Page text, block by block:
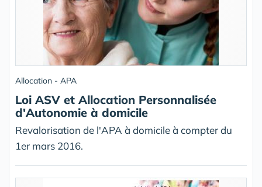
Allocation - APA
Loi ASV et Allocation Personnalisée
d'Autonomie à domicile
Revalorisation de l'APA à domicile à compter du
1er mars 2016.